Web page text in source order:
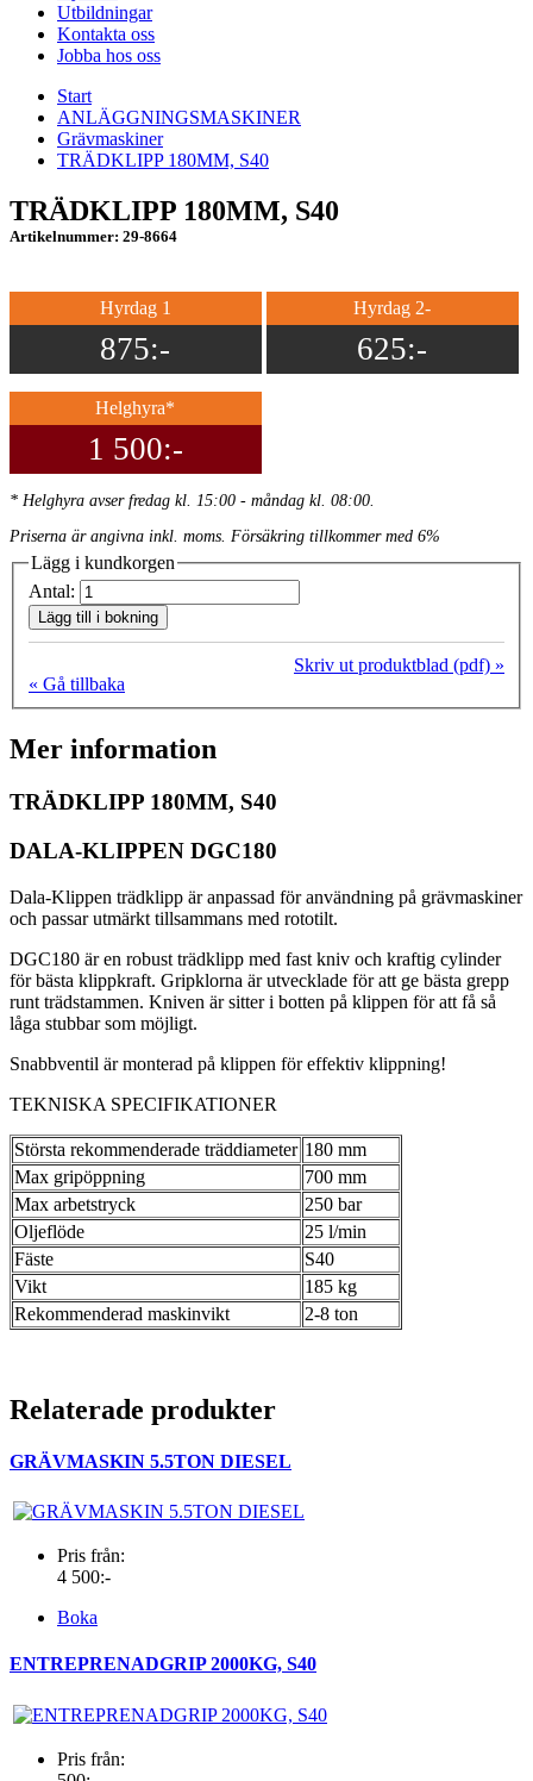
Utbildningar
Kontakta oss
Jobba hos oss
Start
ANLÄGGNINGSMASKINER
Grävmaskiner
TRÄDKLIPP 180MM, S40
TRÄDKLIPP 180MM, S40
Artikelnummer: 29-8664
Hyrdag 1
875:-
Hyrdag 2-
625:-
Helghyra*
1 500:-
* Helghyra avser fredag kl. 15:00 - måndag kl. 08:00.
Priserna är angivna inkl. moms. Försäkring tillkommer med 6%
Lägg i kundkorgen
Antal:
Lägg till i bokning
Skriv ut produktblad (pdf) »
« Gå tillbaka
Mer information
TRÄDKLIPP 180MM, S40
DALA-KLIPPEN DGC180
Dala-Klippen trädklipp är anpassad för användning på grävmaskiner
och passar utmärkt tillsammans med rototilt.
DGC180 är en robust trädklipp med fast kniv och kraftig cylinder
för bästa klippkraft. Gripklorna är utvecklade för att ge bästa grepp
runt trädstammen. Kniven är sitter i botten på klippen för att få så
låga stubbar som möjligt.
Snabbventil är monterad på klippen för effektiv klippning!
TEKNISKA SPECIFIKATIONER
Största rekommenderade träddiameter 180 mm
Max gripöppning
700 mm
Max arbetstryck
250 bar
Oljeflöde
25 l/min
Fäste
S40
Vikt
185 kg
Rekommenderad maskinvikt
2-8 ton
Relaterade produkter
GRÄVMASKIN 5.5TON DIESEL
Pris från:
4 500:-
Boka
ENTREPRENADGRIP 2000KG, S40
Pris från: